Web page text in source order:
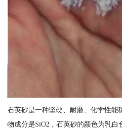
石英砂是一种坚硬、耐磨、化学性能
物成分是SiO2，石英砂的颜色为乳白